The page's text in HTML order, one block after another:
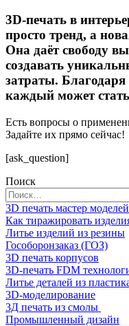
3D-печать в
просто тренд, а
Она даёт свободу
создавать
затраты. Благодаря
каждый может
Есть вопросы о
Задайте их прямо сейчас!
[ask_question]
Поиск
Search
for:
3D печать мастер моделей
Как тиражировать
Литье изделий из резины
Гособоронзаказ (ГОЗ)
3D печать корпусов
3D-печать FDM
Литье деталей из
3D-моделирование
3Д печать из смолы
Промышленный дизайн